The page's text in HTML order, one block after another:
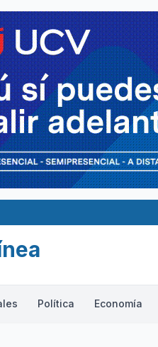
Política Economía